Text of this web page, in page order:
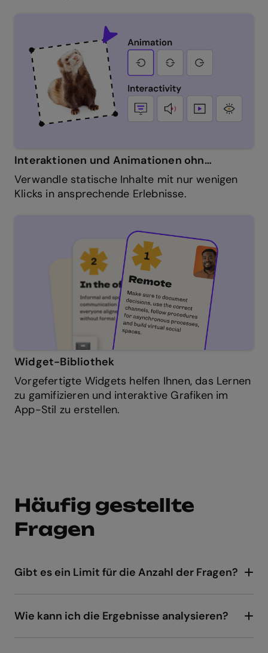
Interaktionen und Animationen ohne Code
Verwandle statische Inhalte mit nur wenigen
Klicks in ansprechende Erlebnisse.
Widget-Bibliothek
Vorgefertigte Widgets helfen Ihnen, das Lernen
zu gamifizieren und interaktive Grafiken im
App-Stil zu erstellen.
Häufig gestellte
Fragen
Gibt es ein Limit für die Anzahl der Fragen?
Nein, es gibt kein Limit! Du kannst eine einfache
mehreren Fragen erstellen.
Wie kann ich die Ergebnisse analysieren?
MitLive-Tracking kannst du sehen, wie viele